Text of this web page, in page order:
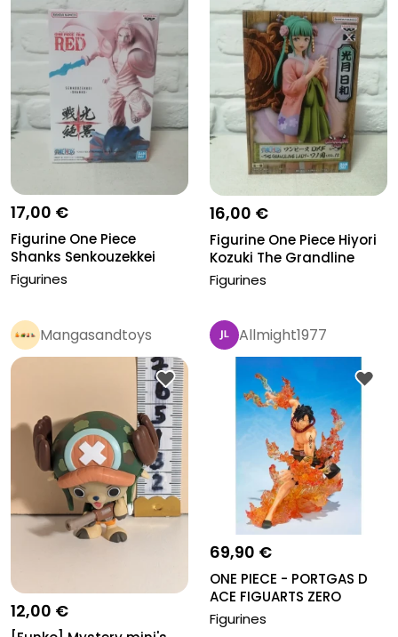
17,00 €
Figurine One Piece
Shanks Senkouzekkei
banpresto
Figurines
16,00 €
Figurine One Piece Hiyori
Kozuki The Grandline
Lad...
Figurines
Mangasandtoys
Pro
12,00 €
Allmight1977
69,90 €
ONE PIECE - PORTGAS D
ACE FIGUARTS ZERO
Figurines